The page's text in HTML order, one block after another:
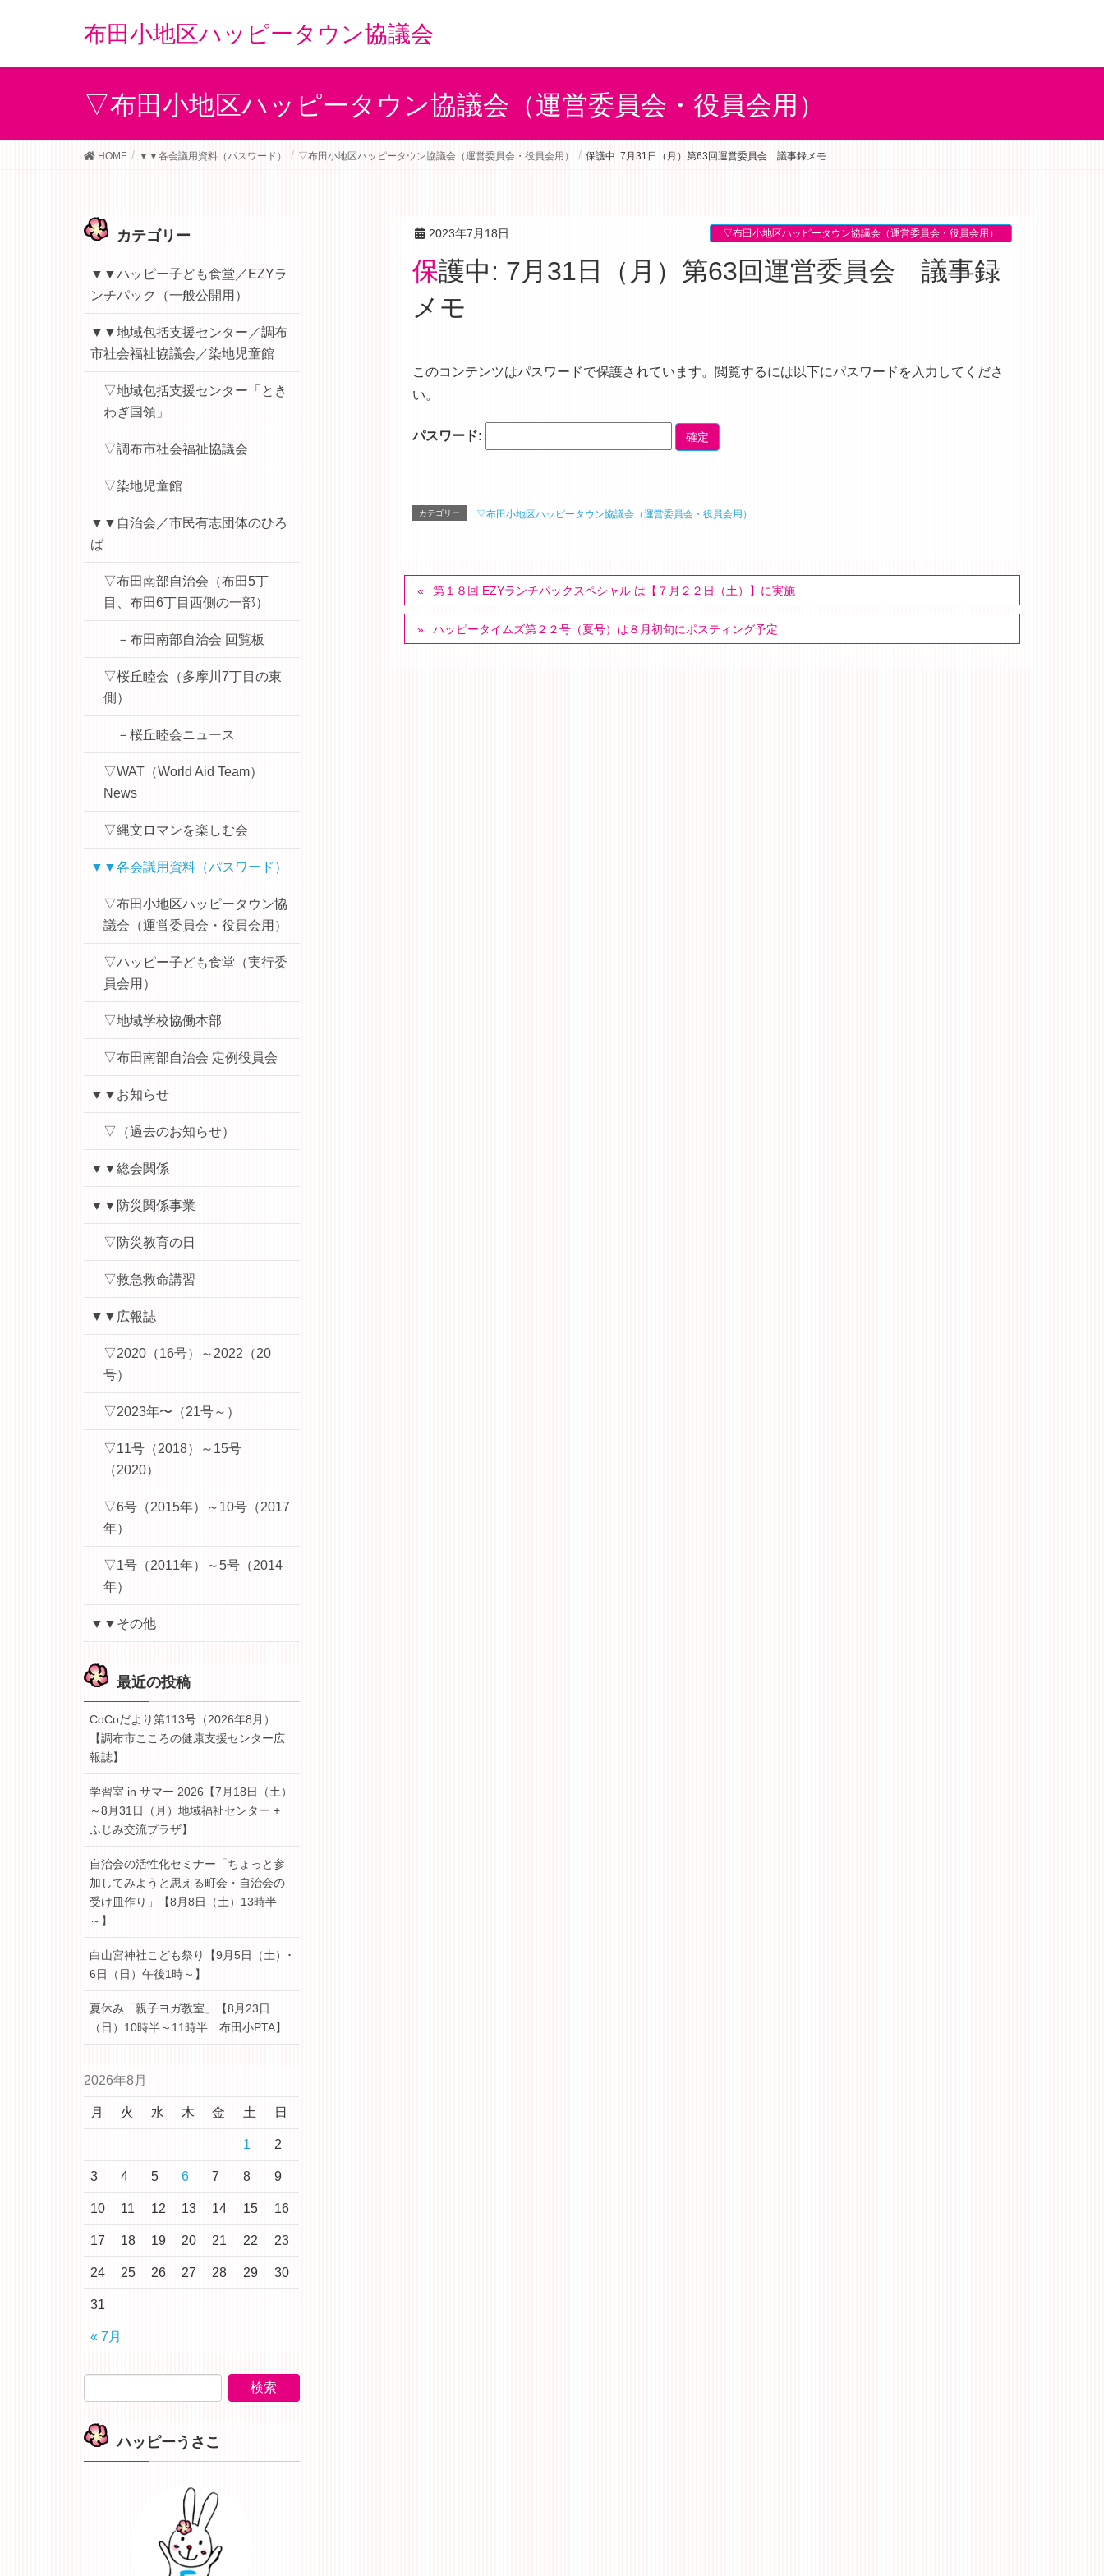
布田小地区ハッピータウン協議会
▽布田小地区ハッピータウン協議会（運営委員会・役員会用）
HOME ▼▼各会議用資料（パスワード） ▽布田小地区ハッピータウン協議会（運営委員会・役員会用） 保護中: 7月31日（月）第63回運営委員会 議事録メモ
2023年7月18日 ▽布田小地区ハッピータウン協議会（運営委員会・役員会用）
保護中: 7月31日（月）第63回運営委員会 議事録
メモ
このコンテンツはパスワードで保護されています。閲覧するには以下にパスワードを入力してくださ
い。
パスワード:
カテゴリー ▽布田小地区ハッピータウン協議会（運営委員会・役員会用）
第１８回 EZYランチパックスペシャル は【７月２２日（土）】に実施
ハッピータイムズ第２２号（夏号）は８月初旬にポスティング予定
カテゴリー
▼▼ハッピー子ども食堂／EZYラ
ンチパック（一般公開用）
▼▼地域包括支援センター／調布
市社会福祉協議会／染地児童館
▽地域包括支援センター「とき
わぎ国領」
▽調布市社会福祉協議会
▽染地児童館
▼▼自治会／市民有志団体のひろ
ば
▽布田南部自治会（布田5丁
目、布田6丁目西側の一部）
－布田南部自治会 回覧板
▽桜丘睦会（多摩川7丁目の東
側）
－桜丘睦会ニュース
▽WAT（World Aid Team）
News
▽縄文ロマンを楽しむ会
▼▼各会議用資料（パスワード）
▽布田小地区ハッピータウン協
議会（運営委員会・役員会用）
▽ハッピー子ども食堂（実行委
員会用）
▽地域学校協働本部
▽布田南部自治会 定例役員会
▼▼お知らせ
▽（過去のお知らせ）
▼▼総会関係
▼▼防災関係事業
▽防災教育の日
▽救急救命講習
▼▼広報誌
▽2020（16号）～2022（20
号）
▽2023年〜（21号～）
▽11号（2018）～15号
（2020）
▽6号（2015年）～10号（2017
年）
▽1号（2011年）～5号（2014
年）
▼▼その他
最近の投稿
CoCoだより第113号（2026年8月）
【調布市こころの健康支援センター広
報誌】
学習室 in サマー 2026【7月18日（土）
～8月31日（月）地域福祉センター +
ふじみ交流プラザ】
自治会の活性化セミナー「ちょっと参
加してみようと思える町会・自治会の
受け皿作り」【8月8日（土）13時半
～】
白山宮神社こども祭り【9月5日（土）･
6日（日）午後1時～】
夏休み「親子ヨガ教室」【8月23日
（日）10時半～11時半 布田小PTA】
2026年8月
月 火 水 木 金 土 日
« 7月
1 2
3 4 5 6 7 8 9
10 11 12 13 14 15 16
17 18 19 20 21 22 23
24 25 26 27 28 29 30
31
ハッピーうさこ